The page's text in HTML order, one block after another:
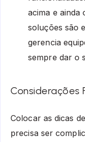
acima e ainda
soluções são
gerencia
sempre dar o
Considerações
Colocar as dicas
precisa ser